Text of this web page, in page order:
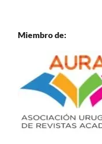
Miembro de: